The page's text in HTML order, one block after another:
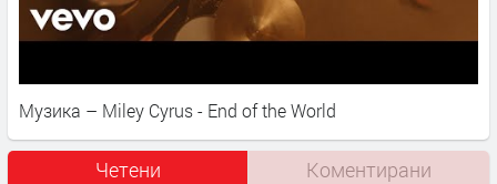
Музика – Miley Cyrus - End of the World
Четени Коментирани